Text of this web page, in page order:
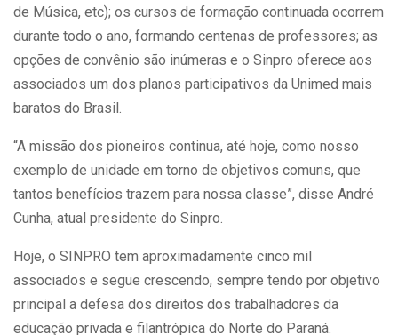
de Música, etc); os cursos de formação continuada ocorrem
durante todo o ano, formando centenas de professores; as
opções de convênio são inúmeras e o Sinpro oferece aos
associados um dos planos participativos da Unimed mais
baratos do Brasil.
“A missão dos pioneiros continua, até hoje, como nosso
exemplo de unidade em torno de objetivos comuns, que
tantos benefícios trazem para nossa classe”, disse André
Cunha, atual presidente do Sinpro.
Hoje, o SINPRO tem aproximadamente cinco mil
associados e segue crescendo, sempre tendo por objetivo
principal a defesa dos direitos dos trabalhadores da
educação privada e filantrópica do Norte do Paraná.